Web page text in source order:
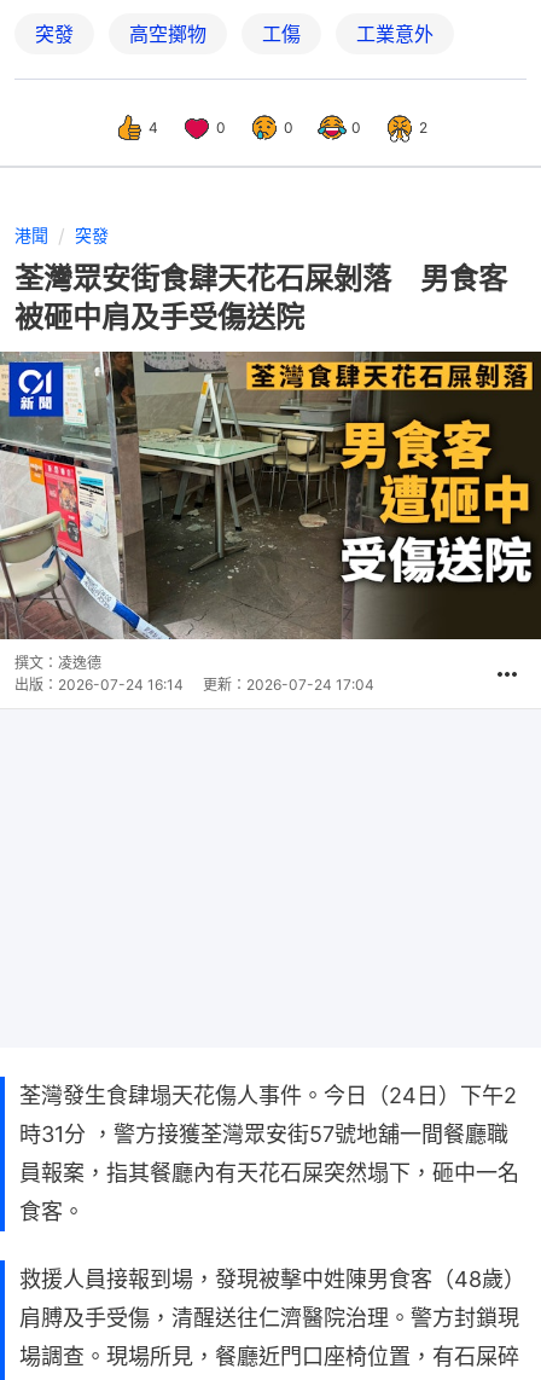
突發 高空擲物 工傷 工業意外
4 0 0 0 2
港聞 突發
荃灣眾安街食肆天花石屎剝落 男食客
被砸中肩及手受傷送院
撰文： 凌逸德
出版： 2026-07-24 16:14 更新： 2026-07-24 17:04
荃灣發生食肆塌天花傷人事件。今日（24日）下午2
時31分 ，警方接獲荃灣眾安街57號地舖一間餐廳職
員報案，指其餐廳內有天花石屎突然塌下，砸中一名
食客。
救援人員接報到場，發現被擊中姓陳男食客（48歲）
肩膊及手受傷，清醒送往仁濟醫院治理。警方封鎖現
場調查。現場所見，餐廳近門口座椅位置，有石屎碎